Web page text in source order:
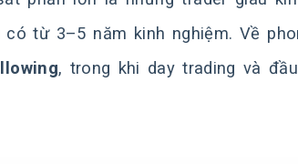
có từ 3–5 năm kinh nghiệm. Về
, trong khi day trading và